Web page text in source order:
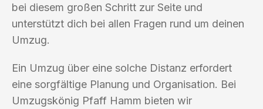
bei diesem großen Schritt zur Seite und
unterstützt dich bei allen Fragen rund um deinen
Umzug.
Ein Umzug über eine solche Distanz erfordert
eine sorgfältige Planung und Organisation. Bei
Umzugskönig Pfaff Hamm bieten wir